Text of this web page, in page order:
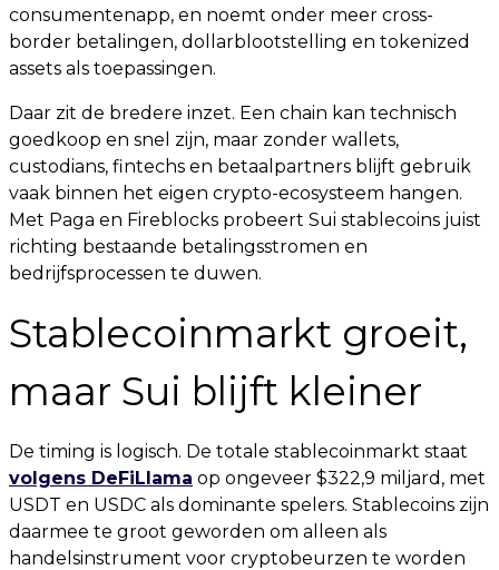
consumentenapp, en noemt onder meer cross-
border betalingen, dollarblootstelling en tokenized
assets als toepassingen.
Daar zit de bredere inzet. Een chain kan technisch
goedkoop en snel zijn, maar zonder wallets,
custodians, fintechs en betaalpartners blijft gebruik
vaak binnen het eigen crypto-ecosysteem hangen.
Met Paga en Fireblocks probeert Sui stablecoins juist
richting bestaande betalingsstromen en
bedrijfsprocessen te duwen.
Stablecoinmarkt groeit,
maar Sui blijft kleiner
De timing is logisch. De totale stablecoinmarkt staat
volgens DeFiLlama op ongeveer $322,9 miljard, met
USDT en USDC als dominante spelers. Stablecoins zijn
daarmee te groot geworden om alleen als
handelsinstrument voor cryptobeurzen te worden